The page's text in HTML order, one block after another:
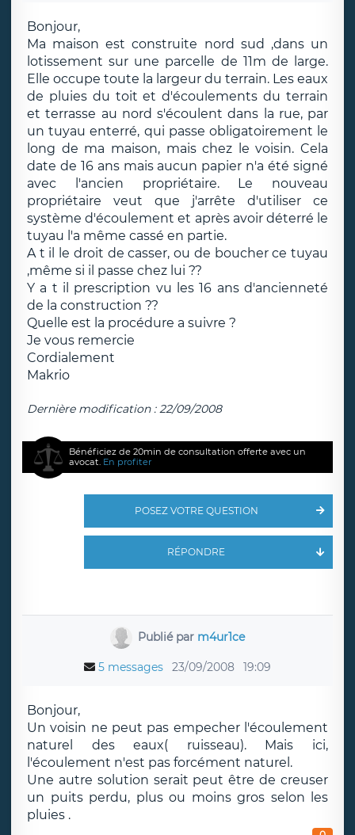
Bonjour,
Ma maison est construite nord sud ,dans un
lotissement sur une parcelle de 11m de large.
Elle occupe toute la largeur du terrain. Les eaux
de pluies du toit et d'écoulements du terrain
et terrasse au nord s'écoulent dans la rue, par
un tuyau enterré, qui passe obligatoirement le
long de ma maison, mais chez le voisin. Cela
date de 16 ans mais aucun papier n'a été signé
avec l'ancien propriétaire. Le nouveau
propriétaire veut que j'arrête d'utiliser ce
système d'écoulement et après avoir déterré le
tuyau l'a même cassé en partie.
A t il le droit de casser, ou de boucher ce tuyau
,même si il passe chez lui ??
Y a t il prescription vu les 16 ans d'ancienneté
de la construction ??
Quelle est la procédure a suivre ?
Je vous remercie
Cordialement
Makrio
Dernière modification : 22/09/2008
Bénéficiez de 20min de consultation offerte avec un
avocat. En profiter
POSEZ VOTRE QUESTION
RÉPONDRE
Publié par m4ur1ce
5 messages 23/09/2008 19:09
Bonjour,
Un voisin ne peut pas empecher l'écoulement
naturel des eaux( ruisseau). Mais ici,
l'écoulement n'est pas forcément naturel.
Une autre solution serait peut être de creuser
un puits perdu, plus ou moins gros selon les
pluies .